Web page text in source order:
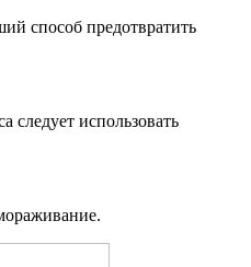
способ предотвратить
следует использовать